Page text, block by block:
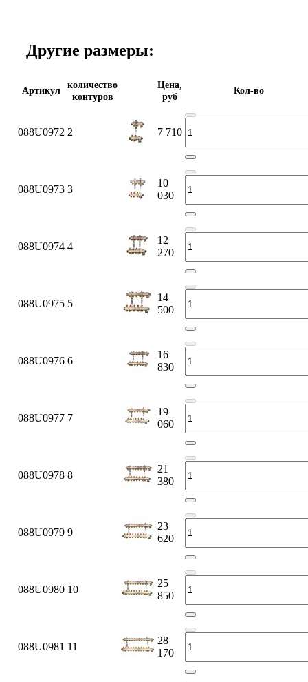
Другие размеры:
Артикул
количество
контуров
Цена,
руб
Кол-во
088U0972 2 7 710
088U0973 3
10
030
088U0974 4
12
270
088U0975 5
14
500
088U0976 6
16
830
088U0977 7
19
060
088U0978 8
21
380
088U0979 9
23
620
088U0980 10
25
850
088U0981 11
28
170